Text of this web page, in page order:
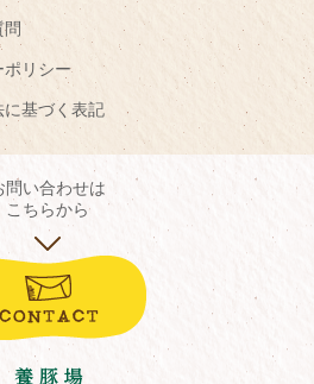
ポリシー
基づく表記
問い合わせは
こちらから